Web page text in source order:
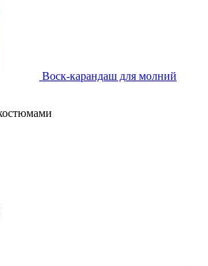
Воск-карандаш для молний